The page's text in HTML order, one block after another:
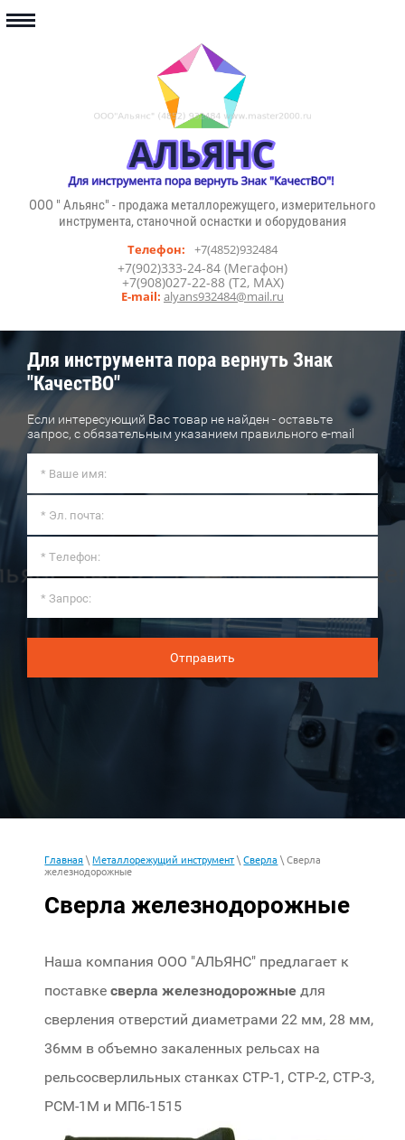
ООО " Альянс" - продажа металлорежущего, измерительного
инструмента, станочной оснастки и оборудования
Телефон:
+7(4852)932484
+7(902)333-24-84 (Мегафон)
+7(908)027-22-88 (T2, MAX)
E-mail: alyans932484@mail.ru
Для инструмента пора вернуть Знак
"КачестВО"
Если интересующий Вас товар не найден - оставьте
запрос, с обязательным указанием правильного e-mail
Отправить
Главная \Металлорежущий инструмент \Сверла \ Сверла
железнодорожные
Сверла железнодорожные
Наша компания ООО "АЛЬЯНС" предлагает к
поставкесверла железнодорожные для
сверления отверстий диаметрами 22 мм, 28 мм,
36мм в объемно закаленных рельсах на
рельсосверлильных станках СТР-1, СТР-2, СТР-3,
РСМ-1М и МП6-1515